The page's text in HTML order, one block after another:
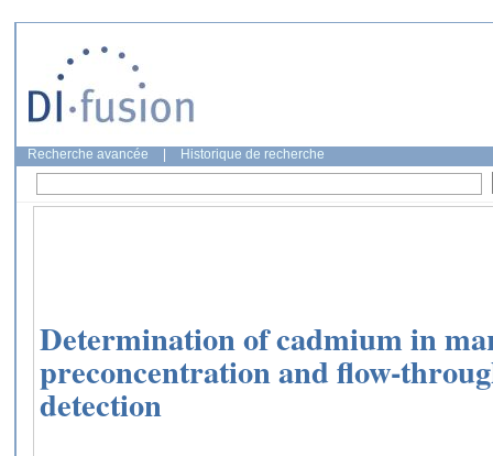
Recherche avancée Historique de recherche
Determination of cadmium in
preconcentration and flow-
detection